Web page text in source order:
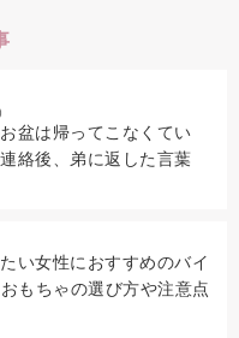
お盆は帰ってこなくてい
絡後、弟に返した言葉
い女性におすすめのバイ
もちゃの選び方や注意点